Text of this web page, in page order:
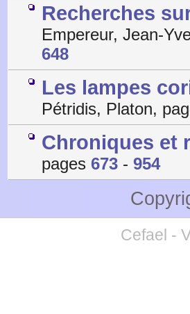
Recherches
Empereur, Jean-
648
Les lampes
Pétridis, Platon,
Chroniques et
pages 673 - 954
Cefael -